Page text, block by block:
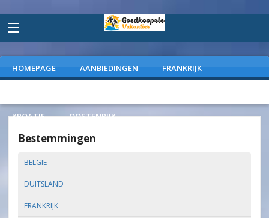
HOMEPAGE AANBIEDINGEN FRANKRIJK
KROATIE OOSTENRIJK
Bestemmingen
BELGIE
DUITSLAND
FRANKRIJK